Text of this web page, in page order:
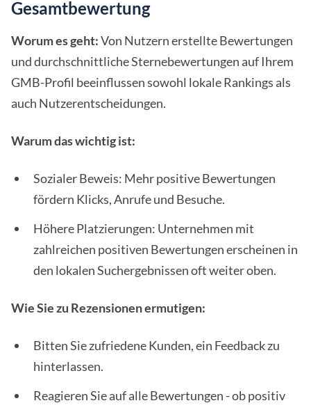
Gesamtbewertung
Worum es geht:Von Nutzern erstellte Bewertungen
und durchschnittliche Sternebewertungen auf Ihrem
GMB-Profil beeinflussen sowohl lokale Rankings als
auch Nutzerentscheidungen.
Warum das wichtig ist:
Sozialer Beweis: Mehr positive Bewertungen
fördern Klicks, Anrufe und Besuche.
Höhere Platzierungen: Unternehmen mit
zahlreichen positiven Bewertungen erscheinen in
den lokalen Suchergebnissen oft weiter oben.
Wie Sie zu Rezensionen ermutigen:
Bitten Sie zufriedene Kunden, ein Feedback zu
hinterlassen.
Reagieren Sie auf alle Bewertungen - ob positiv